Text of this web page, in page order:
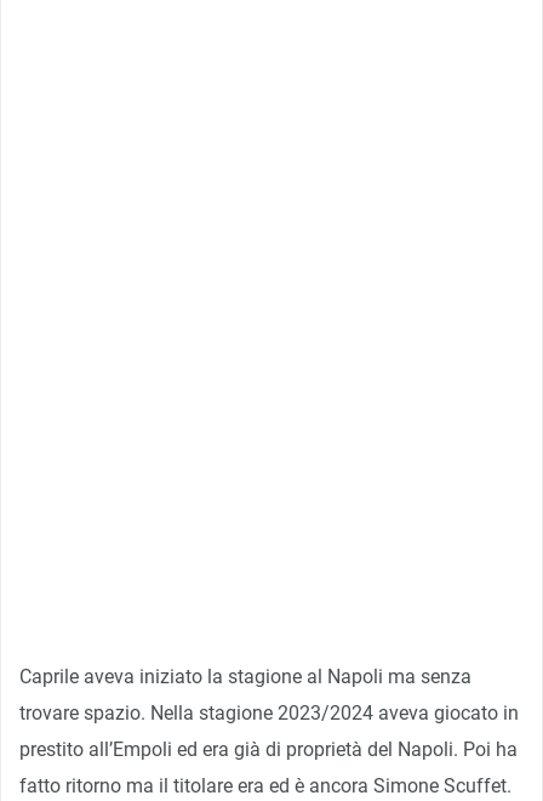
Caprile aveva iniziato la stagione al Napoli ma senza
trovare spazio. Nella stagione 2023/2024 aveva giocato in
prestito all’Empoli ed era già di proprietà del Napoli. Poi ha
fatto ritorno ma il titolare era ed è ancora Simone Scuffet.